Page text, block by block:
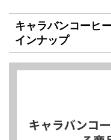
キャラバンコーヒ
インナップ